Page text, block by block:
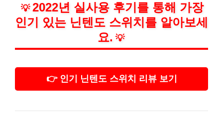
💡 2022년 실사용 후기를 통해 가장
인기 있는 닌텐도 스위치를 알아보세
요. 💡
👉 인기 닌텐도 스위치 리뷰 보기